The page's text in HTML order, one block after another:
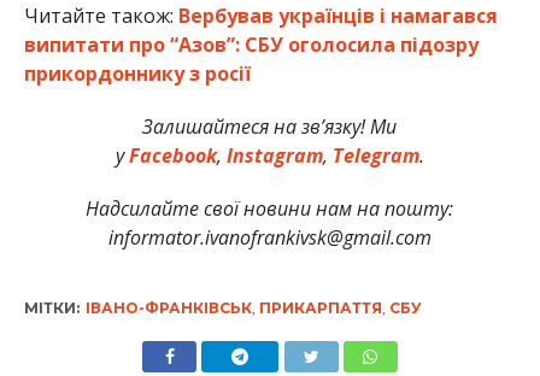
Читайте також: Вербував українців і намагався
випитати про “Азов”: СБУ оголосила підозру
прикордоннику з росії
Залишайтеся на зв’язку! Ми
уFacebook, Instagram, Telegram.
Надсилайте свої новини нам на пошту:
informator.ivanofrankivsk@gmail.com
МІТКИ: ІВАНО-ФРАНКІВСЬК, ПРИКАРПАТТЯ СБУ